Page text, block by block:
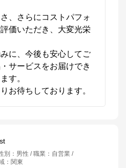
、さらにコストパフォ
価いただき、大変光栄
に、今後も安心してご
サービスをお届けでき
す。
お待ちしております。
別 ： 男性 職業 ： 自営業
： 関東